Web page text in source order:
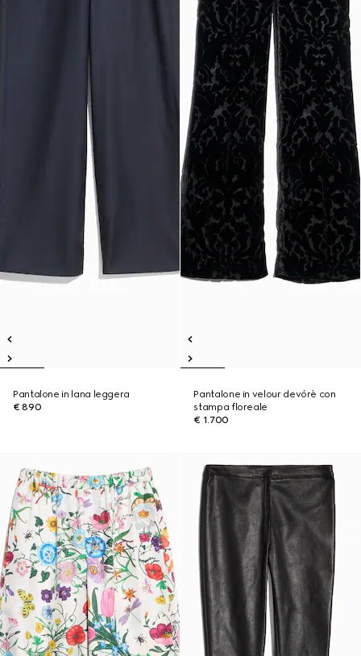
Pantalone in lana leggera
€ 890
Pantalone in velour devórè con
stampa floreale
€ 1.700